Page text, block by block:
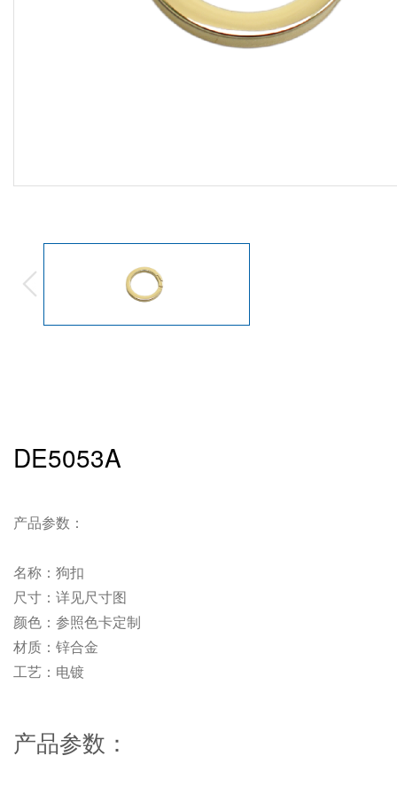
DE5053A
产品参数：
名称：狗扣
尺寸：详见尺寸图
颜色：参照色卡定制
材质：锌合金
工艺：电镀
产品参数：